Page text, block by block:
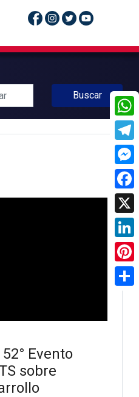
Buscar
Evento
sobre
X